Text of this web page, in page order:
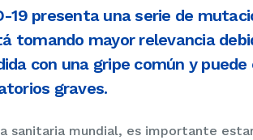
19 presenta una serie de
tomando mayor relevancia
con una gripe común y
graves.
sanitaria mundial, es importante